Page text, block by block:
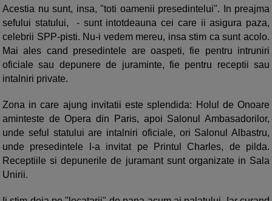
Acestia nu sunt, insa, "toti oamenii presedintelui". In preajma
sefului statului, - sunt intotdeauna cei care ii asigura paza,
celebrii SPP-pisti. Nu-i vedem mereu, insa stim ca sunt acolo.
Mai ales cand presedintele are oaspeti, fie pentru intruniri
oficiale sau depunere de juraminte, fie pentru receptii sau
intalniri private.
Zona in care ajung invitatii este splendida: Holul de Onoare
aminteste de Opera din Paris, apoi Salonul Ambasadorilor,
unde seful statului are intalniri oficiale, ori Salonul Albastru,
unde presedintele l-a invitat pe Printul Charles, de pilda.
Receptiile si depunerile de juramant sunt organizate in Sala
Unirii.